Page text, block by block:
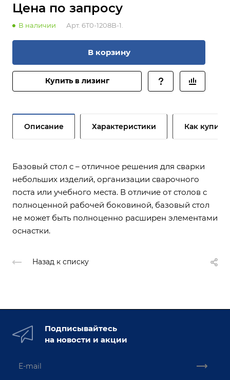
Цена по запросу
В наличии Арт. 6T0-1208B-1.
В корзину
Купить в лизинг
Описание Характеристики Как купить
Базовый стол с – отличное решения для сварки
небольших изделий, организации сварочного
поста или учебного места. В отличие от столов с
полноценной рабочей боковиной, базовый стол
не может быть полноценно расширен элементами
оснастки.
Назад к списку
Подписывайтесь
на новости и акции